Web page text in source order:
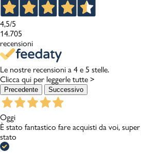
4,5/5
14.705
recensioni
Le nostre recensioni a 4 e 5 stelle.
Clicca qui per leggerle tutte >
Precedente Successivo
Oggi
È stato fantastico fare acquisti da voi,
stato